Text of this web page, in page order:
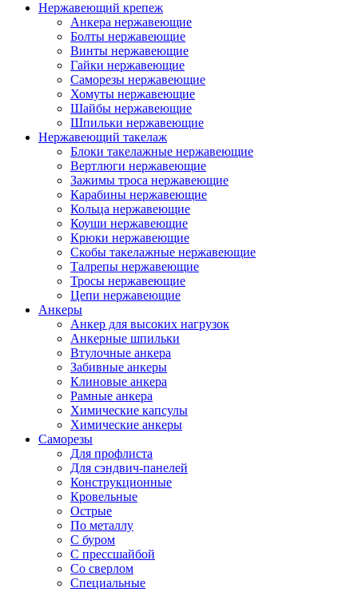
Нержавеющий крепеж
Анкера нержавеющие
Болты нержавеющие
Винты нержавеющие
Гайки нержавеющие
Саморезы нержавеющие
Хомуты нержавеющие
Шайбы нержавеющие
Шпильки нержавеющие
Нержавеющий такелаж
Блоки такелажные нержавеющие
Вертлюги нержавеющие
Зажимы троса нержавеющие
Карабины нержавеющие
Кольца нержавеющие
Коуши нержавеющие
Крюки нержавеющие
Скобы такелажные нержавеющие
Талрепы нержавеющие
Тросы нержавеющие
Цепи нержавеющие
Анкеры
Анкер для высоких нагрузок
Анкерные шпильки
Втулочные анкера
Забивные анкеры
Клиновые анкера
Рамные анкера
Химические капсулы
Химические анкеры
Саморезы
Для профлиста
Для сэндвич-панелей
Конструкционные
Кровельные
Острые
По металлу
С буром
С прессшайбой
Со сверлом
Специальные